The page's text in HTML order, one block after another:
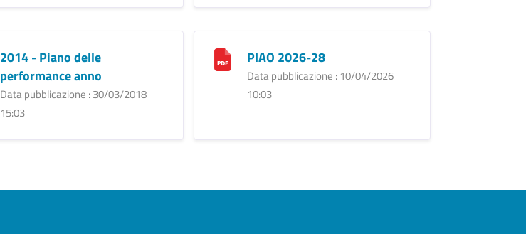
2014 - Piano delle
performance anno
Data pubblicazione : 30/03/2018
15:03
PIAO 2026-28
Data pubblicazione : 10/04/2026
10:03